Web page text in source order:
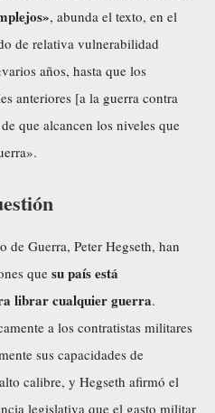
, abunda el texto, en el
de relativa vulnerabilidad
años, hasta que los
anteriores [a la guerra contra
que alcancen los niveles que
de Guerra, Peter Hegseth, han
que su país está
librar cualquier guerra.
a los contratistas militares
sus capacidades de
calibre, y Hegseth afirmó el
legislativa que el gasto militar